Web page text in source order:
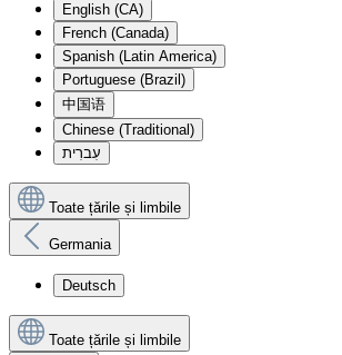
English (CA)
French (Canada)
Spanish (Latin America)
Portuguese (Brazil)
中国语
Chinese (Traditional)
עִברִית
Toate țările și limbile
Germania
Deutsch
Toate țările și limbile